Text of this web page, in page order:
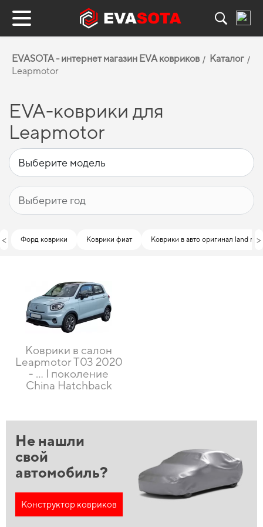
EVASOTA - интернет магазин EVA ковриков
Каталог
Leapmotor
EVA-коврики для
Leapmotor
< Форд коврики Коврики фиат Коврики в авто оригинал land >
Коврики в салон
Leapmotor T03 2020
- … I поколение
China Hatchback
Не нашли
свой
автомобиль?
Конструктор ковриков